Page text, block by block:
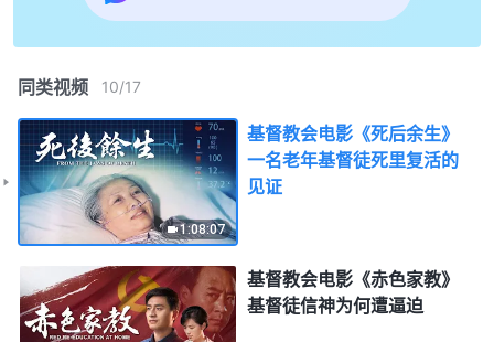
同类视频 10/17
1:08:07
基督教会电影《死后余生》
一名老年基督徒死里复活的
见证
基督教会电影《赤色家教》
基督徒信神为何遭逼迫